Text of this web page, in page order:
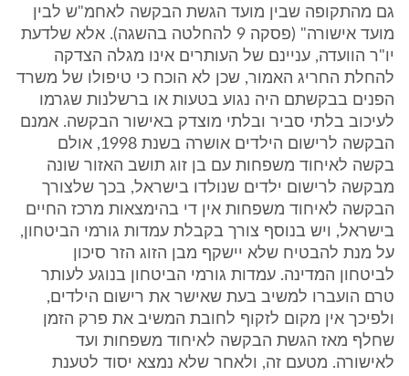
גם מהתקופה שבין מועד הגשת הבקשה לאחמ"ש לבין
מועד אישורה" (פסקה 9 להחלטה בהשגה). אלא שלדעת
יו"ר הוועדה, עניינם של העותרים אינו מגלה הצדקה
להחלת החריג האמור, שכן לא הוכח כי טיפולו של משרד
הפנים בבקשתם היה נגוע בטעות או ברשלנות שגרמו
לעיכוב בלתי סביר ובלתי מוצדק באישור הבקשה. אמנם
הבקשה לרישום הילדים אושרה בשנת 1998, אולם
בקשה לאיחוד משפחות עם בן זוג תושב האזור שונה
מבקשה לרישום ילדים שנולדו בישראל, בכך שלצורך
הבקשה לאיחוד משפחות אין די בהימצאות מרכז החיים
בישראל, ויש בנוסף צורך בקבלת עמדות גורמי הביטחון,
על מנת להבטיח שלא יישקף מבן הזוג הזר סיכון
לביטחון המדינה. עמדות גורמי הביטחון בנוגע לעותר
טרם הועברו למשיב בעת שאישר את רישום הילדים,
ולפיכך אין מקום לזקוף לחובת המשיב את פרק הזמן
שחלף מאז הגשת הבקשה לאיחוד משפחות ועד
לאישורה. מטעם זה, ולאחר שלא נמצא יסוד לטענת